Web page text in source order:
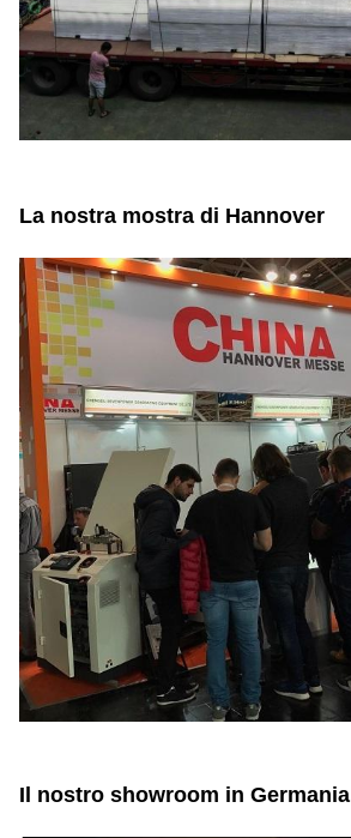
La nostra mostra di Hannover
Il nostro showroom in Germania